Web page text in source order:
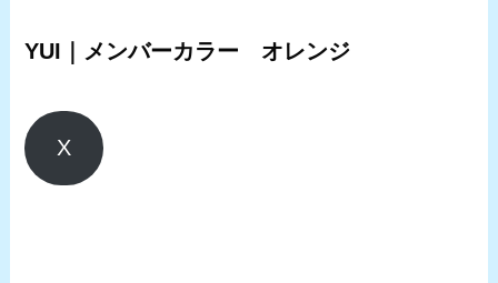
YUI｜メンバーカラー オレンジ
X